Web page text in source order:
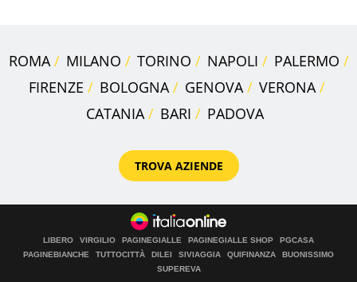
ROMA MILANO TORINO NAPOLI
PALERMO
FIRENZE
BOLOGNA GENOVA
VERONA
CATANIA
BARI PADOVA
TROVA AZIENDE
LIBERO VIRGILIO PAGINEGIALLE PAGINEGIALLE SHOP
PGCASA
PAGINEBIANCHE
TUTTOCITTÀ DILEI SIVIAGGIA QUIFINANZA
BUONISSIMO
SUPEREVA